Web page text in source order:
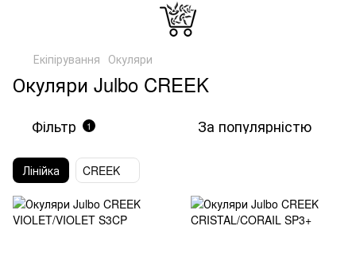
Екіпірування Окуляри
Окуляри Julbo CREEK
Фільтр 1 За популярністю
Лінійка CREEK